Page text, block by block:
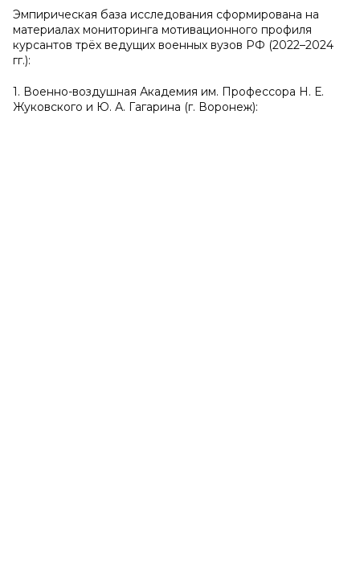
Эмпирическая база исследования сформирована на
материалах мониторинга мотивационного профиля
курсантов трёх ведущих военных вузов РФ (2022–2024
гг.):
1. Военно-воздушная Академия им. Профессора Н. Е.
Жуковского и Ю. А. Гагарина (г. Воронеж):